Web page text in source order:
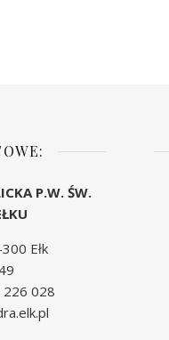
P.W. ŚW.
Ełk
226 028